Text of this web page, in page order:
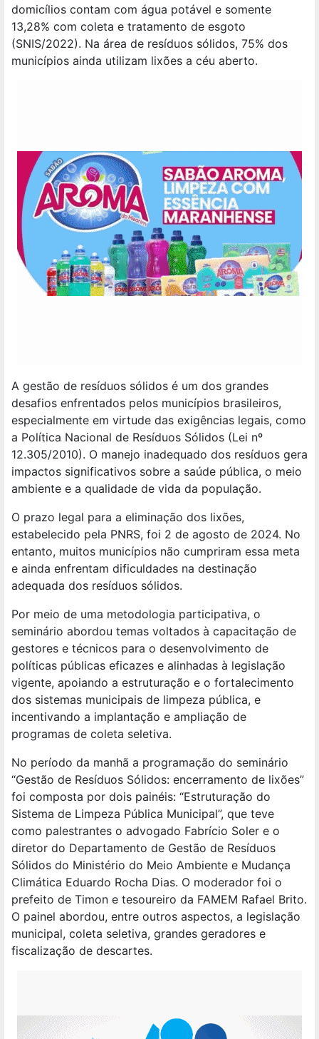
domicílios contam com água potável e somente
13,28% com coleta e tratamento de esgoto
(SNIS/2022). Na área de resíduos sólidos, 75% dos
municípios ainda utilizam lixões a céu aberto.
A gestão de resíduos sólidos é um dos grandes
desafios enfrentados pelos municípios brasileiros,
especialmente em virtude das exigências legais, como
a Política Nacional de Resíduos Sólidos (Lei nº
12.305/2010). O manejo inadequado dos resíduos gera
impactos significativos sobre a saúde pública, o meio
ambiente e a qualidade de vida da população.
O prazo legal para a eliminação dos lixões,
estabelecido pela PNRS, foi 2 de agosto de 2024. No
entanto, muitos municípios não cumpriram essa meta
e ainda enfrentam dificuldades na destinação
adequada dos resíduos sólidos.
Por meio de uma metodologia participativa, o
seminário abordou temas voltados à capacitação de
gestores e técnicos para o desenvolvimento de
políticas públicas eficazes e alinhadas à legislação
vigente, apoiando a estruturação e o fortalecimento
dos sistemas municipais de limpeza pública, e
incentivando a implantação e ampliação de
programas de coleta seletiva.
No período da manhã a programação do seminário
“Gestão de Resíduos Sólidos: encerramento de lixões”
foi composta por dois painéis: “Estruturação do
Sistema de Limpeza Pública Municipal”, que teve
como palestrantes o advogado Fabrício Soler e o
diretor do Departamento de Gestão de Resíduos
Sólidos do Ministério do Meio Ambiente e Mudança
Climática Eduardo Rocha Dias. O moderador foi o
prefeito de Timon e tesoureiro da FAMEM Rafael Brito.
O painel abordou, entre outros aspectos, a legislação
municipal, coleta seletiva, grandes geradores e
fiscalização de descartes.